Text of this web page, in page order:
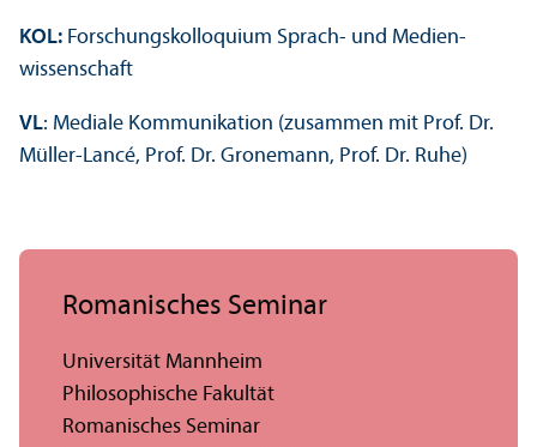
KOL: Forschungs­kolloquium Sprach- und Medien­
wissenschaft
VL: Mediale Kommunikation (zusammen mit Prof. Dr.
Müller-Lancé, Prof. Dr. Gronemann, Prof. Dr. Ruhe)
Romanisches Seminar
Universität Mannheim
Philosophische Fakultät
Romanisches Seminar